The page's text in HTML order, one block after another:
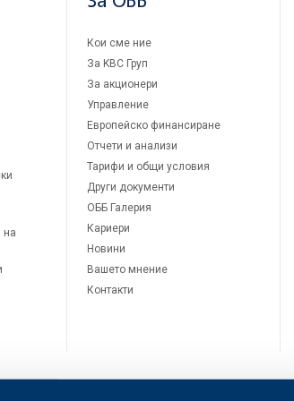
на
Кои сме ние
За KBC Груп
За акционери
Управление
Европейско финансиране
Отчети и анализи
Тарифи и общи условия
Други документи
ОББ Галерия
Кариери
Новини
Вашето мнение
Контакти